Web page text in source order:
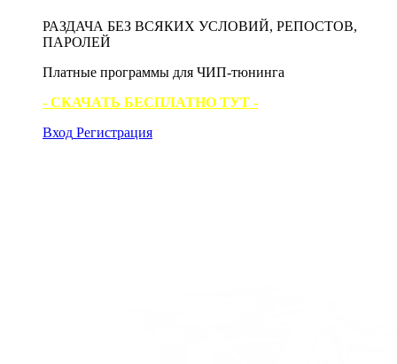
РАЗДАЧА БЕЗ ВСЯКИХ УСЛОВИЙ, РЕПОСТОВ,
ПАРОЛЕЙ
Платные программы для ЧИП-тюнинга
- СКАЧАТЬ БЕСПЛАТНО ТУТ -
Вход Регистрация